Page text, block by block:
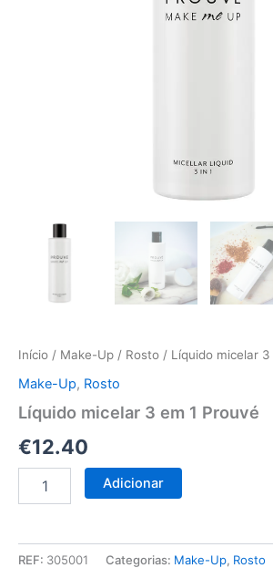
Início / Make-Up / Rosto / Líquido micelar 3
Make-Up, Rosto
Líquido micelar 3 em 1 Prouvé
€12.40
Adicionar
REF: 305001 Categorias: Make-Up, Rosto